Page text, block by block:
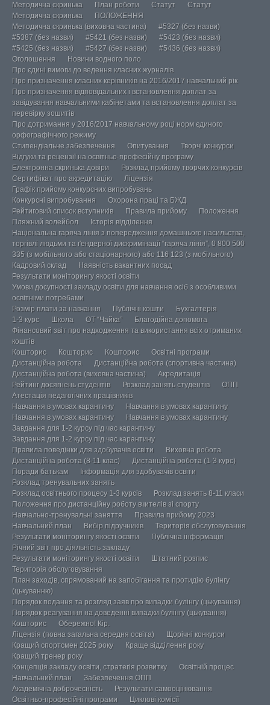
Методична скринька
План роботи Статут
Статут
Методична скринька
ПОЛОЖЕННЯ
Методична скринька (виховна частина)
#5327 (без назви)
#5387 (без назви)
#5421 (без назви)
#5423 (без назви)
#5425 (без назви)
#5427 (без назви)
#5436 (без назви)
Оголошення
Новини водного поло
Про єдині вимоги до ведення класних журналів
Про призначення класних керівників на 2016/2017 навчальний рік
Про призначення відповідальних і встановлення доплат за
завідування навчальними кабінетами та встановлення доплат за
перевірку зошитів
Про дотримання у 2016/2017 навчальному році норм єдиного
орфографічного режиму
Стипендіальне забезпечення
Опитування
Творчі конкурси
Відгуки та рецензії на освітньо-професійну програму
Електронна скринька довіри
Розклад прийому творчих конкурсів
Сертифікат про акредитацію
Ліцензія
Графік прийому конкурсних випробувань
Конкурсні випробування
Охорона праці та БЖД
Рейтиговий список вступників
Правила прийому
Положення
Пляжний волейбол
Історія відділення
Національна гаряча лінія з попередження домашнього насильства,
торгівлі людьми та ґендерної дискримінації “гаряча лінія”, 0 800 500
335 (з мобільного або стаціонарного) або 116 123 (з мобільного)
Кадровий склад
Наявність вакантних посад
Результати моніторингу якості освіти
Умови досупності закладу освіти для навчання осіб з особливими
освітніми потребами
Розмір плати за навчання
Публічні кошти
Бухгалтерія
1-3 курс
Школа ОТ “Чайка”
Благодійна допомога
Фінансовий звіт про надходження та використання всіх отриманих
коштів
Кошторис
Кошторис Кошторис
Освітні програми
Дистанційна робота
Дистанційна робота (спортивна частина)
Дистанційна робота (виховна частина)
Акредитація
Рейтинг досягнень студентів
Розклад занять студентів
ОПП
Атестація педагогічних працівників
Навчання в умовах карантину
Навчання в умовах карантину
Навчання в умовах карантину
Навчання в умовах карантину
Завдання для 1-2 курсу під час карантину
Завдання для 1-2 курсу під час карантину
Правила поведінки для здобувачів освіти
Виховна робота
Дистанційна робота (8-11 клас)
Дистанційна робота (1-3 курс)
Поради батькам
Інформація для здобувачів освіти
Розклад тренувальних занять
Розклад освітнього процесу 1-3 курсів
Розклад занять 8-11 класи
Положення про дистанційну роботу вчителів зі спорту
Навчально-тренувальні заняття
Правила прийому 2023
Навчальний план
Вибір підручників
Територія обслуговування
Результати моніторингу якості освіти
Публічна інформація
Річний звіт про діяльність закладу
Результати моніторингу якості освіти
Штатний розпис
Територія обслуговування
План заходів, спрямований на запобігання та протидію булінгу
(цькуванню)
Порядок подання та розгляд заяв про випадки булінгу (цькування)
Порядок реагування на доведенні випадки булінгу (цькування)
Кошторис
Обережно! Кір.
Ліцензія (повна загальна середня освіта)
Щорічні конкурси
Кращий спортсмен 2025 року
Краще відділення року
Кращий тренер року
Концепція закладу освіти, стратегія розвитку
Освітній процес
Навчальний план
Забезпечення ОПП
Академічна доброчесність
Результати самооцінювання
Освітньо-професійні програми
Циклові комісії